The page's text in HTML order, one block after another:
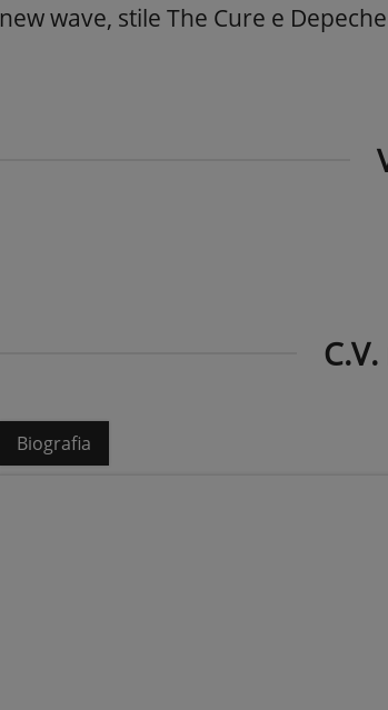
new wave, stile The Cure e
Biografia